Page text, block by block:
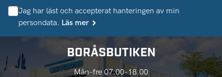
Jag har läst och accepterat hanteringen av min
persondata. Läs mer
BORÅSBUTIKEN
Mån-fre 07.00-18.00